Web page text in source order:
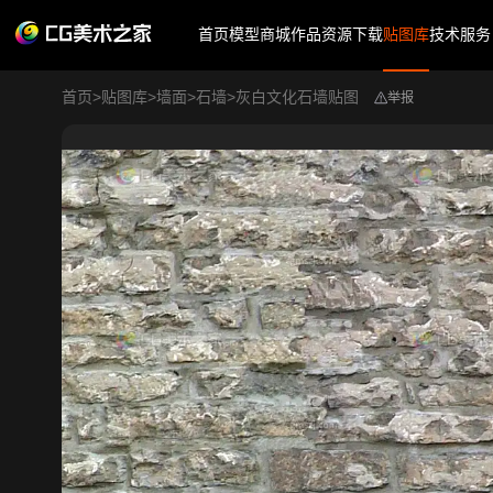
首页模型商城作品资源下载贴图库技术服务
首页>贴图库>墙面>石墙>灰白文化石墙贴图 举报